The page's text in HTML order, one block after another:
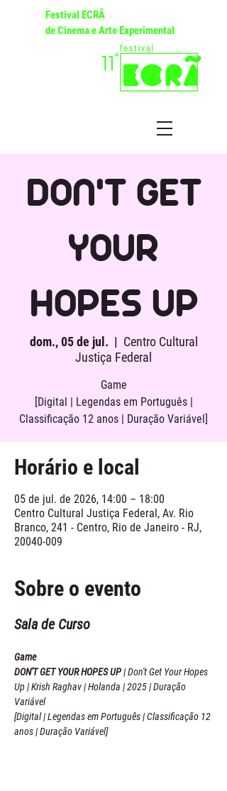
Festival ECRÃ
de Cinema e Arte Experimental
DON'T GET
YOUR
HOPES UP
dom., 05 de jul.
  |
Centro Cultural
Justiça Federal
Game
[Digital | Legendas em Português |
Classificação 12 anos | Duração Variável]
Horário e local
05 de jul. de 2026, 14:00 – 18:00
Centro Cultural Justiça Federal, Av. Rio
Branco, 241 - Centro, Rio de Janeiro - RJ,
20040-009
Sobre o evento
Sala de Curso
Game
DON'T GET YOUR HOPES UP | Don't Get Your Hopes
Up | Krish Raghav | Holanda | 2025 | Duração
Variável
[Digital | Legendas em Português | Classificação 12
anos | Duração Variável]